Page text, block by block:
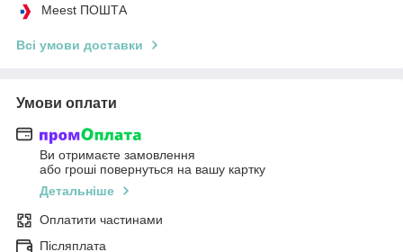
Meest ПОШТА
Всі умови доставки
Умови оплати
Ви отримаєте замовлення
або гроші повернуться на вашу картку
Детальніше
Оплатити частинами
Післяплата